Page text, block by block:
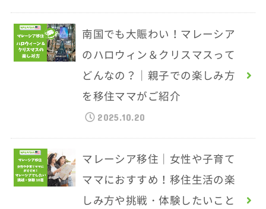
南国でも大賑わい！マレーシア
のハロウィン＆クリスマスって
どんなの？｜親子での楽しみ方
を移住ママがご紹介
2025.10.20
マレーシア移住｜女性や子育て
ママにおすすめ！移住生活の楽
しみ方や挑戦・体験したいこと